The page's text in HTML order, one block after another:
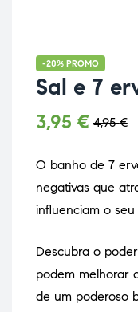
-20% PROMO
Sal e 7
4,95€
3,95 €
O banho de 7
negativas que
influenciam o seu
Descubra o
podem melhorar
de um poderoso